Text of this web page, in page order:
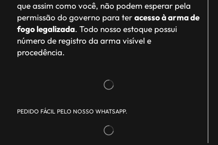
que assim como você, não podem esperar pela
permissão do governo para teracesso à arma de
fogo legalizada. Todo nosso estoque possui
número de registro da arma visível e
procedência.
PEDIDO FÁCIL PELO NOSSO WHATSAPP.